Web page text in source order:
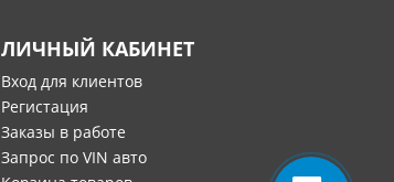
ЛИЧНЫЙ КАБИНЕТ
Вход для клиентов
Регистация
Заказы в работе
Запрос по VIN авто